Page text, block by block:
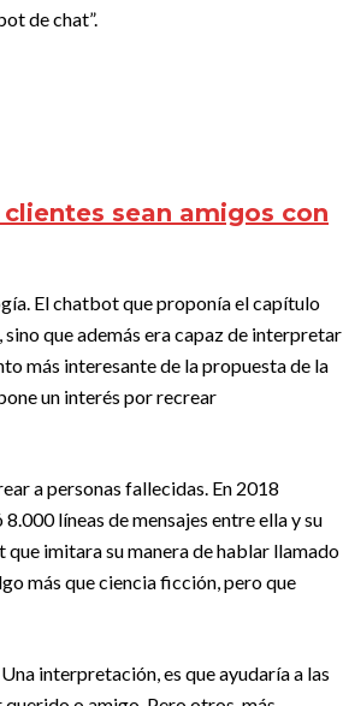
de chat”.
sean amigos con
El chatbot que proponía el capítulo
que además era capaz de interpretar
más interesante de la propuesta de la
un interés por recrear
a personas fallecidas. En 2018
líneas de mensajes entre ella y su
imitara su manera de hablar llamado
más que ciencia ficción, pero que
interpretación, es que ayudaría a las